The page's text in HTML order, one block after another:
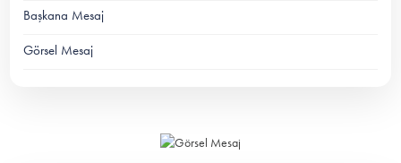
Başkana Mesaj
Görsel Mesaj